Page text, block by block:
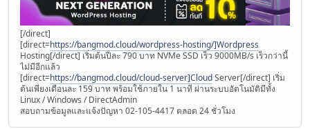
[/direct]
[direct=https://bangmod.cloud/wordpress-hosting/]Wordpress
Hosting[/direct] เริ่มต้นปีละ 790 บาท NVMe SSD เร็ว 9000MB/s เร็วกว่านี้
ไม่มีอีกแล้ว
[direct=https://bangmod.cloud/cloud-server]CloudServer[/direct] เริ่ม
ต้นเพียงเดือนละ 159 บาท พร้อมใช้ภายใน 1 นาที ผ่านระบบอัตโนมัติมีทั้ง
Linux / Windows / DirectAdmin
สอบถามข้อมูลและแจ้งปัญหา 02-105-4417 ตลอด 24 ชั่วโมง